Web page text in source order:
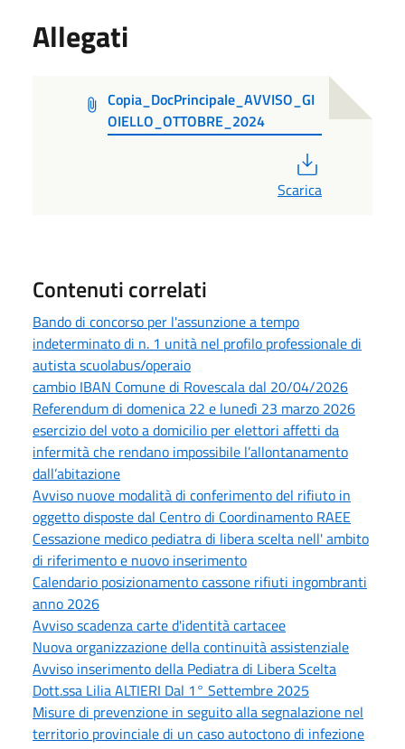
Allegati
Copia_DocPrincipale_AVVISO_GI
OIELLO_OTTOBRE_2024
Scarica
Contenuti correlati
Bando di concorso per l'assunzione a tempo
indeterminato di n. 1 unità nel profilo professionale di
autista scuolabus/operaio
cambio IBAN Comune di Rovescala dal 20/04/2026
Referendum di domenica 22 e lunedì 23 marzo 2026
esercizio del voto a domicilio per elettori affetti da
infermità che rendano impossibile l’allontanamento
dall’abitazione
Avviso nuove modalità di conferimento del rifiuto in
oggetto disposte dal Centro di Coordinamento RAEE
Cessazione medico pediatra di libera scelta nell' ambito
di riferimento e nuovo inserimento
Calendario posizionamento cassone rifiuti ingombranti
anno 2026
Avviso scadenza carte d'identità cartacee
Nuova organizzazione della continuità assistenziale
Avviso inserimento della Pediatra di Libera Scelta
Dott.ssa Lilia ALTIERI Dal 1° Settembre 2025
Misure di prevenzione in seguito alla segnalazione nel
territorio provinciale di un caso autoctono di infezione